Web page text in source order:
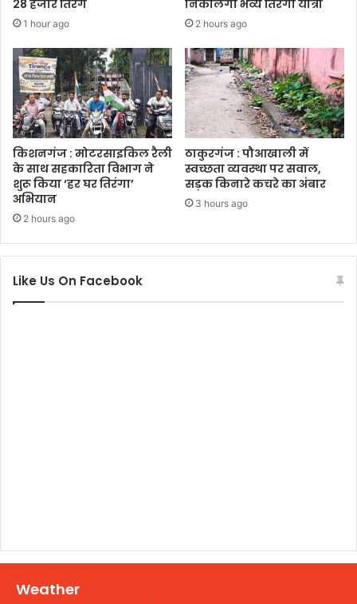
28 हजार तिरंगे
1 hour ago
निकालेगी भव्य तिरंगा यात्रा
2 hours ago
किशनगंज : मोटरसाइकिल रैली
के साथ सहकारिता विभाग ने
शुरू किया ‘हर घर तिरंगा’
अभियान
2 hours ago
ठाकुरगंज : पौआखाली में
स्वच्छता व्यवस्था पर सवाल,
सड़क किनारे कचरे का अंबार
3 hours ago
Like Us On Facebook
Weather